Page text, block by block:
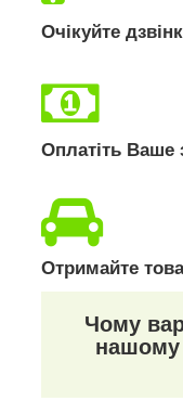
Очікуйте
Оплатіть Ваше
Отримайте
Чому
нашому